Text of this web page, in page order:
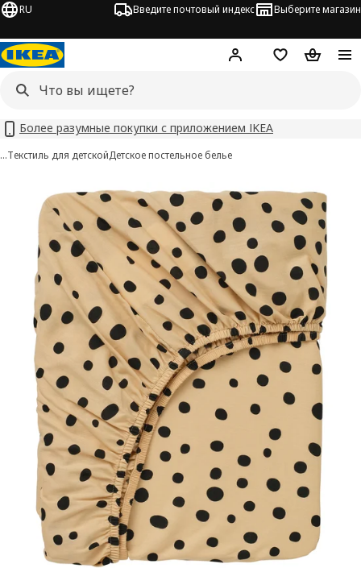
RU Введите почтовый индекс Выберите магазин
Hej! ВойтиСписокКорзина
Более разумные покупки с приложением IKEA
…Текстиль для детскойДетское постельное белье
изображения